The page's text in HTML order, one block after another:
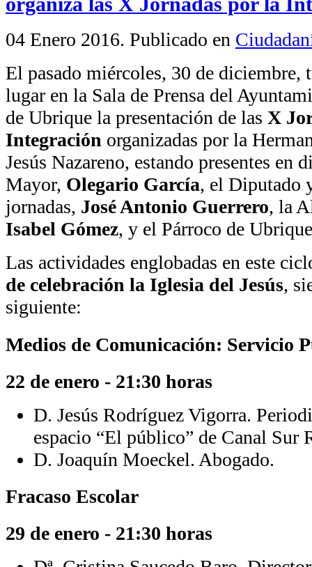
04 Enero 2016. Publicado en
El pasado miércoles, 30 de diciembre,
lugar en la Sala de Prensa del
de Ubrique la presentación de las X
Integración organizadas por la
Jesús Nazareno, estando presentes en
Mayor, Olegario García, el Diputado
jornadas, José Antonio Guerrero, la
Isabel Gómez, y el Párroco de
Las actividades englobadas en este
de celebración la Iglesia del Jesús,
siguiente:
Medios de Comunicación: Servicio
22 de enero - 21:30 horas
D. Jesús Rodríguez Vigorra.
espacio “El público” de Canal Sur
D. Joaquín Moeckel. Abogado.
Fracaso Escolar
29 de enero - 21:30 horas